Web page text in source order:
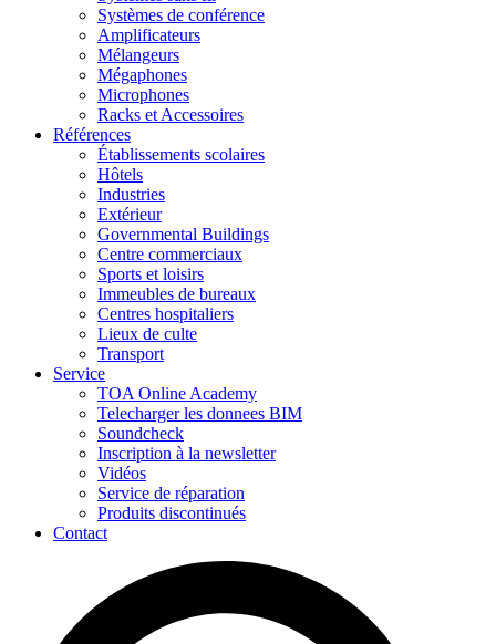
Systèmes de conférence
Amplificateurs
Mélangeurs
Mégaphones
Microphones
Racks et Accessoires
Références
Établissements scolaires
Hôtels
Industries
Extérieur
Governmental Buildings
Centre commerciaux
Sports et loisirs
Immeubles de bureaux
Centres hospitaliers
Lieux de culte
Transport
Service
TOA Online Academy
Telecharger les donnees BIM
Soundcheck
Inscription à la newsletter
Vidéos
Service de réparation
Produits discontinués
Contact